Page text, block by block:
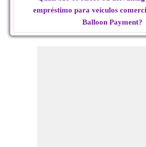
empréstimo para veículos
Balloon Payment?